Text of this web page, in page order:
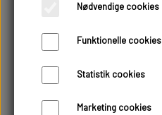
Nødvendige cookies
Funktionelle cookies
Statistik cookies
Marketing cookies